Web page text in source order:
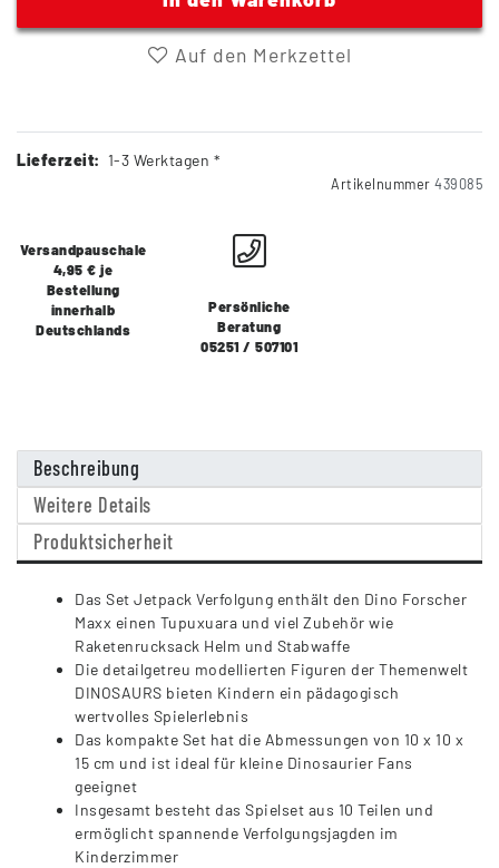
Auf den Merkzettel
Lieferzeit: 1-3 Werktagen *
Artikelnummer 439085
Versandpauschale
4,95 € je
Bestellung
innerhalb
Deutschlands
Persönliche
Beratung
05251 / 507101
Beschreibung
Weitere Details
Produktsicherheit
Das Set Jetpack Verfolgung enthält den Dino Forscher
Maxx einen Tupuxuara und viel Zubehör wie
Raketenrucksack Helm und Stabwaffe
Die detailgetreu modellierten Figuren der Themenwelt
DINOSAURS bieten Kindern ein pädagogisch
wertvolles Spielerlebnis
Das kompakte Set hat die Abmessungen von 10 x 10 x
15 cm und ist ideal für kleine Dinosaurier Fans
geeignet
Insgesamt besteht das Spielset aus 10 Teilen und
ermöglicht spannende Verfolgungsjagden im
Kinderzimmer